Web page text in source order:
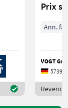
Prix
Ann.
VOGT
57392